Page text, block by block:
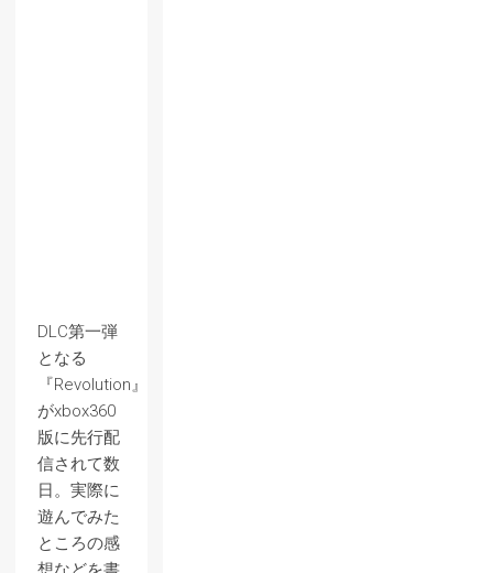
DLC第一弾
となる
『Revolution』
がxbox360
版に先行配
信されて数
日。実際に
遊んでみた
ところの感